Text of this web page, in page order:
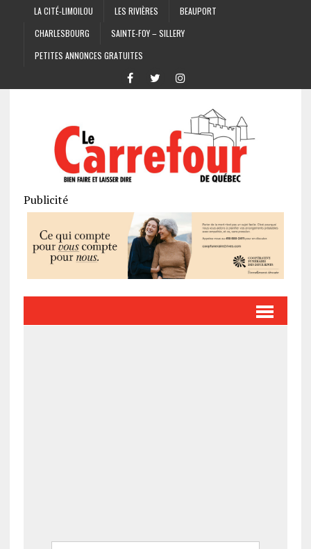
LA CITÉ-LIMOILOU LES RIVIÈRES
BEAUPORT
CHARLESBOURG
SAINTE-FOY – SILLERY
PETITES ANNONCES GRATUITES
Publicité